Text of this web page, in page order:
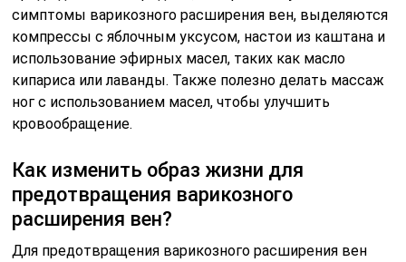
симптомы варикозного расширения вен, выделяются
компрессы с яблочным уксусом, настои из каштана и
использование эфирных масел, таких как масло
кипариса или лаванды. Также полезно делать массаж
ног с использованием масел, чтобы улучшить
кровообращение.
Как изменить образ жизни для
предотвращения варикозного
расширения вен?
Для предотвращения варикозного расширения вен